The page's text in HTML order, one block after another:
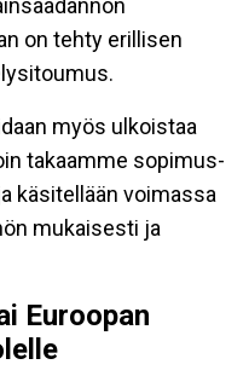
on tehty erillisen
myös ulkoistaa
takaamme sopimus-
käsitellään voimassa
mukaisesti ja
Euroopan